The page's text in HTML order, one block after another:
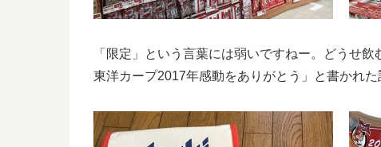
「限定」という言葉には弱いですねー。どうせ
東洋カープ2017年感動をありがとう」と書かれた